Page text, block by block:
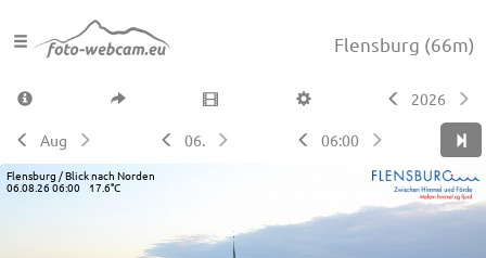
Flensburg (66m)
2026
Aug 06. 06:00
Flensburg / Blick nach Norden
06.08.26 06:00 17.6°C